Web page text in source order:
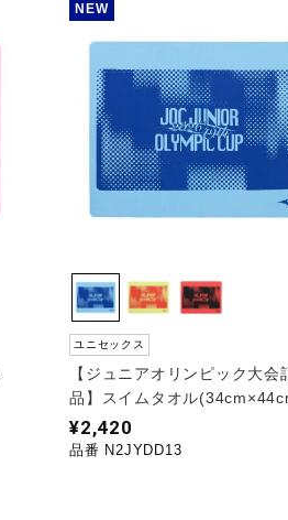
NEW
ユニセックス
【ジュニアオリンピック大会
品】スイムタオル
¥2,420
品番 N2JYDD13